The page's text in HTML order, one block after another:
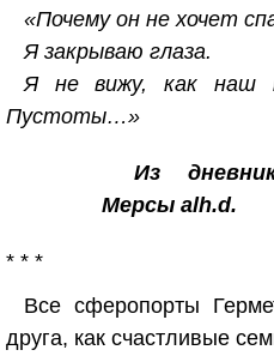
«Почему он не хочет
Я закрываю глаза.
Я не вижу, как наш
Пустоты…»
Из
Мерсы alh.d.
* * *
Все сферопорты
друга, как счастливые